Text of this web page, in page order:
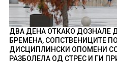
ДВА ДЕНА ОТКАКО ДОЗНАЛЕ
БРЕМЕНА, СОПСТВЕНИЦИТЕ
ДИСЦИПЛИНСКИ ОПОМЕНИ СО
РАЗБОЛЕЛА ОД СТРЕС И ГИ